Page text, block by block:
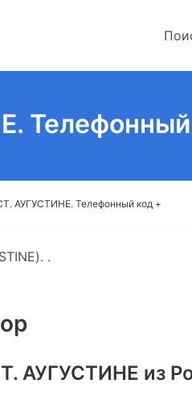
Телефонный
АУГУСТИНЕ. Телефонный код +
.
АУГУСТИНЕ из